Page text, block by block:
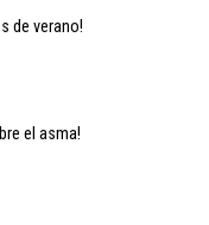
de verano!
el asma!